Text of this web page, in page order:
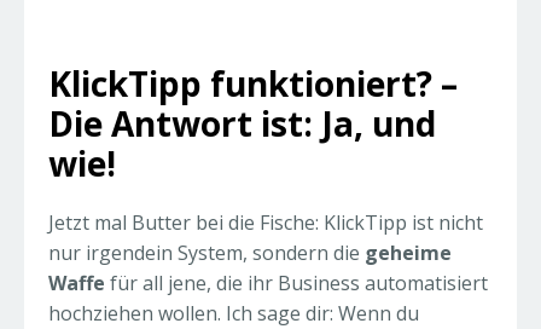
KlickTipp funktioniert? –
Die Antwort ist: Ja, und
wie!
Jetzt mal Butter bei die Fische: KlickTipp ist nicht
nur irgendein System, sondern die geheime
Waffe für all jene, die ihr Business automatisiert
hochziehen wollen. Ich sage dir: Wenn du